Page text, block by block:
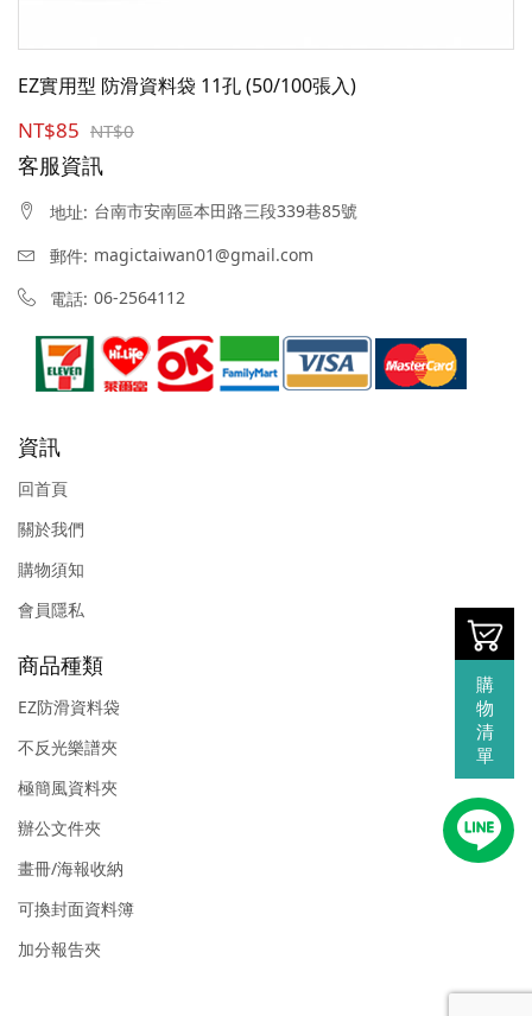
EZ實用型 防滑資料袋 11孔 (50/100張入)
NT$85 NT$0
客服資訊
地址: 台南市安南區本田路三段339巷85號
郵件: magictaiwan01@gmail.com
電話: 06-2564112
資訊
回首頁
關於我們
購物須知
會員隱私
商品種類
EZ防滑資料袋
不反光樂譜夾
極簡風資料夾
辦公文件夾
畫冊/海報收納
可換封面資料簿
加分報告夾
購
物
清
單